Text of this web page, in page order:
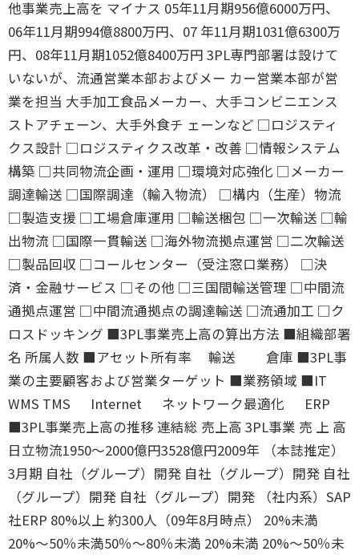
他事業売上高を マイナス 05年11月期956億6000万円、
06年11月期994億8800万円、07 年11月期1031億6300万
円、08年11月期1052億8400万円 3PL専門部署は設けて
いないが、流通営業本部およびメー カー営業本部が営
業を担当 大手加工食品メーカー、大手コンビニエンス
ストアチェーン、大手外食チ ェーンなど □ロジスティ
クス設計 □ロジスティクス改革・改善 □情報システム
構築 □共同物流企画・運用 □環境対応強化 □メーカー
調達輸送 □国際調達（輸入物流） □構内（生産）物流
□製造支援 □工場倉庫運用 □輸送梱包 □一次輸送 □輸
出物流 □国際一貫輸送 □海外物流拠点運営 □二次輸送
□製品回収 □コールセンター（受注窓口業務） □決
済・金融サービス □その他 □三国間輸送管理 □中間流
通拠点運営 □中間流通拠点の調達輸送 □流通加工 □ク
ロスドッキング ■3PL事業売上高の算出方法 ■組織部署
名 所属人数 ■アセット所有率 輸送 倉庫 ■3PL事
業の主要顧客および営業ターゲット ■業務領域 ■IT
WMS TMS Internet ネットワーク最適化 ERP
■3PL事業売上高の推移 連結総 売上高 3PL事業 売 上 高
日立物流1950〜2000億円3528億円2009年 （本誌推定）
3月期 自社（グループ）開発 自社（グループ）開発 自社
（グループ）開発 自社（グループ）開発 （社内系）SAP
社ERP 80%以上 約300人（09年8月時点） 20%未満
20%〜50％未満50％〜80％未満 20%未満 20%〜50％未